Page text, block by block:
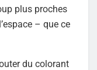
plus proches
– que ce
du colorant